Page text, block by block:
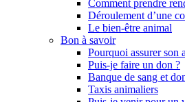
Comment prendre
Déroulement d’une
Le bien-être animal
Bon à savoir
Pourquoi assurer son
Puis-je faire un don ?
Banque de sang et
Taxis animaliers